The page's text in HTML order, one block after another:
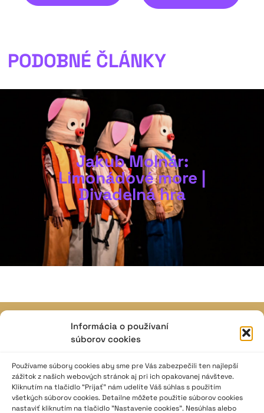
Informácia o používaní
súborov cookies
Používame súbory cookies aby sme pre Vás zabezpečili ten najlepší
zážitok z našich webových stránok aj pri ich opakovanej návšteve.
Kliknutím na tlačidlo “Prijať” nám udelíte Váš súhlas s použitím
všetkých súborov cookies. Detailne môžete použitie súborov cookies
nastaviť kliknutím na tlačidlo "Nastavenie cookies". Nesúhlas alebo
PODOBNÉ ČLÁNKY
Jakub Molnár:
Limonádové more |
Divadelná hra
e-mail: javisko.noc@nocka.sk
Nám. SNP č. 12, 812 34 Bratislava 1
Slovenská republika